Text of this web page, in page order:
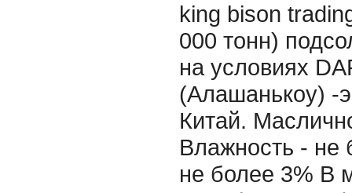
king bison
000 тонн)
на условиях
(Алашанькоу) -
Китай.
Влажность - не
не более 3% В